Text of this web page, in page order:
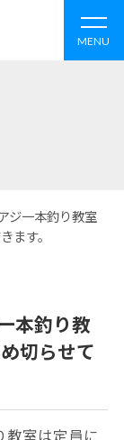
MENU
ジ一本釣り教室
ます。
本釣り教
切らせて
教室は定員に